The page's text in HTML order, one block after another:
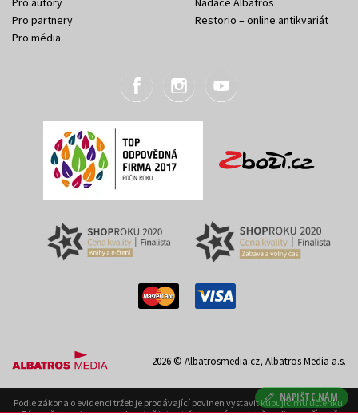
NAPIŠTE NÁM
Pro partnery
Pro média
Restorio – online antikvariát
2026 © Albatrosmedia.cz, Albatros Media a.s.
Podle zákona o evidenci tržeb je prodávající povinen vystavit kupujícímu účtenku.